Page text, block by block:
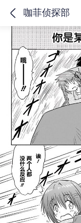
咖菲侦探部